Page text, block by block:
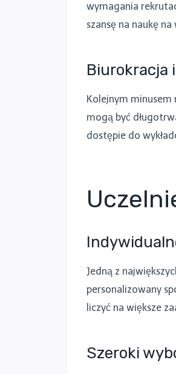
wymagania
szansę na naukę
Biurokracja
Kolejnym minusem
mogą być
dostępie do
Jedną z
personalizowany
liczyć na większe
Szeroki